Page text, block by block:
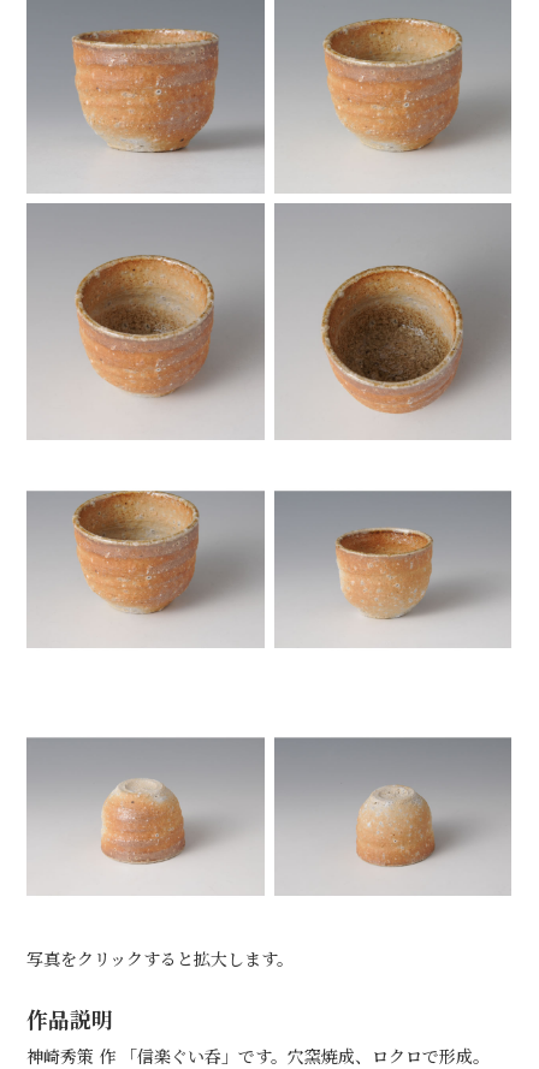
写真をクリックすると拡大します。
作品説明
神崎秀策 作 「信楽ぐい呑」です。穴窯焼成、ロクロで形成。